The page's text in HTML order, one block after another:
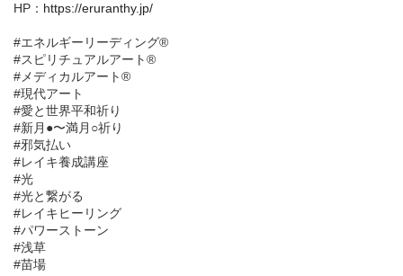
HP： https://eruranthy.jp/
#エネルギーリーディング®︎
#スピリチュアルアート®︎
#メディカルアート®︎
#現代アート
#愛と世界平和祈り
#新月●〜満月○祈り
#邪気払い
#レイキ養成講座
#光
#光と繋がる
#レイキヒーリング
#パワーストーン
#浅草
#苗場